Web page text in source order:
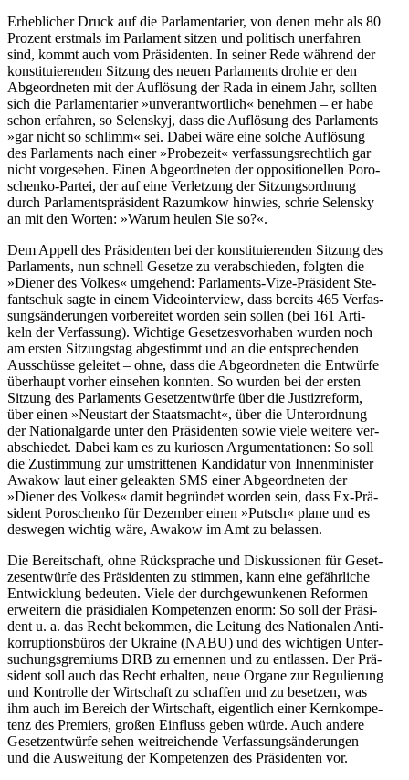
Erheb­li­cher Druck auf die Par­la­men­ta­rier, von denen mehr als 80
Prozent erst­mals im Par­la­ment sitzen und poli­tisch uner­fah­ren
sind, kommt auch vom Prä­si­den­ten. In seiner Rede während der
kon­sti­tu­ie­ren­den Sitzung des neuen Par­la­ments drohte er den
Abge­ord­ne­ten mit der Auf­lö­sung der Rada in einem Jahr, sollten
sich die Par­la­men­ta­rier »unver­ant­wort­lich« beneh­men – er habe
schon erfah­ren, so Selen­skyj, dass die Auf­lö­sung des Par­la­ments
»gar nicht so schlimm« sei. Dabei wäre eine solche Auf­lö­sung
des Par­la­ments nach einer »Pro­be­zeit« ver­fas­sungs­recht­lich gar
nicht vor­ge­se­hen. Einen Abge­ord­ne­ten der oppo­si­tio­nel­len Poro­
schenko-Partei, der auf eine Ver­let­zung der Sit­zungs­ord­nung
durch Par­la­ments­prä­si­dent Raz­um­kow hinwies, schrie Selen­sky
an mit den Worten: »Warum heulen Sie so?«.
Dem Appell des Prä­si­den­ten bei der kon­sti­tu­ie­ren­den Sitzung des
Par­la­ments, nun schnell Gesetze zu ver­ab­schie­den, folgten die
»Diener des Volkes« umge­hend: Par­la­ments-Vize-Prä­si­dent Ste­
fant­schuk sagte in einem Video­in­ter­view, dass bereits 465 Ver­fas­
sungs­än­de­run­gen vor­be­rei­tet worden sein sollen (bei 161 Arti­
keln der Ver­fas­sung). Wich­tige Geset­zes­vor­ha­ben wurden noch
am ersten Sit­zungs­tag abge­stimmt und an die ent­spre­chen­den
Aus­schüsse gelei­tet – ohne, dass die Abge­ord­ne­ten die Ent­würfe
über­haupt vorher ein­se­hen konnten. So wurden bei der ersten
Sitzung des Par­la­ments Gesetz­ent­würfe über die Jus­tiz­re­form,
über einen »Neu­start der Staats­macht«, über die Unter­ord­nung
der Natio­nal­garde unter den Prä­si­den­ten sowie viele weitere ver­
ab­schie­det. Dabei kam es zu kurio­sen Argu­men­ta­tio­nen: So soll
die Zustim­mung zur umstrit­te­nen Kan­di­da­tur von Innen­mi­nis­ter
Awakow laut einer gele­ak­ten SMS einer Abge­ord­ne­ten der
»Diener des Volkes« damit begrün­det worden sein, dass Ex-Prä­
si­dent Poro­schenko für Dezem­ber einen »Putsch« plane und es
des­we­gen wichtig wäre, Awakow im Amt zu belassen.
Die Bereit­schaft, ohne Rück­spra­che und Dis­kus­sio­nen für Geset­
zes­ent­würfe des Prä­si­den­ten zu stimmen, kann eine gefähr­li­che
Ent­wick­lung bedeu­ten. Viele der durch­ge­wun­ke­nen Refor­men
erwei­tern die prä­si­dia­len Kom­pe­ten­zen enorm: So soll der Prä­si­
dent u. a. das Recht bekom­men, die Leitung des Natio­na­len Anti­
kor­rup­ti­ons­bü­ros der Ukraine (NABU) und des wich­ti­gen Unter­
su­chungs­gre­mi­ums DRB zu ernen­nen und zu ent­las­sen. Der Prä­
si­dent soll auch das Recht erhal­ten, neue Organe zur Regu­lie­rung
und Kon­trolle der Wirt­schaft zu schaf­fen und zu beset­zen, was
ihm auch im Bereich der Wirt­schaft, eigent­lich einer Kern­kom­pe­
tenz des Pre­miers, großen Ein­fluss geben würde. Auch andere
Gesetz­ent­würfe sehen weit­rei­chende Ver­fas­sungs­än­de­run­gen
und die Aus­wei­tung der Kom­pe­ten­zen des Prä­si­den­ten vor.